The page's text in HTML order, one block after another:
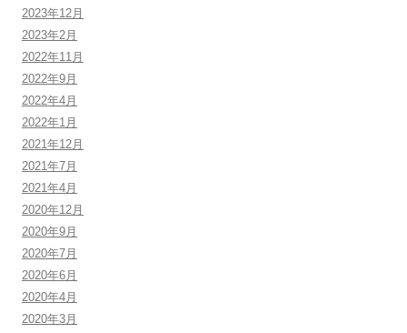
2023年12月
2023年2月
2022年11月
2022年9月
2022年4月
2022年1月
2021年12月
2021年7月
2021年4月
2020年12月
2020年9月
2020年7月
2020年6月
2020年4月
2020年3月